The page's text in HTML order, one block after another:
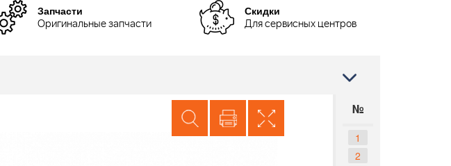
Запчасти
Оригинальные запчасти
Скидки
Для сервисных центров
№
1
2